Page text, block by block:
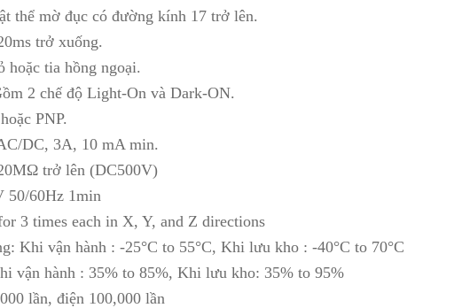
thể mờ đục có đường kính 17 trở lên.
trở xuống.
hoặc tia hồng ngoại.
2 chế độ Light-On và Dark-ON.
PNP.
DC, 3A, 10 mA min.
trở lên (DC500V)
50/60Hz 1min
3 times each in X, Y, and Z directions
Khi vận hành : -25°C to 55°C, Khi lưu kho : -40°C to 70°C
vận hành : 35% to 85%, Khi lưu kho: 35% to 95%
lần, điện 100,000 lần